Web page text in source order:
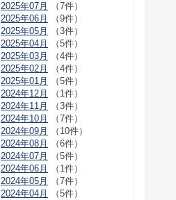
2025年07月
（7件）
2025年06月
（9件）
2025年05月
（3件）
2025年04月
（5件）
2025年03月
（4件）
2025年02月
（4件）
2025年01月
（5件）
2024年12月
（1件）
2024年11月
（3件）
2024年10月
（7件）
2024年09月
（10件）
2024年08月
（6件）
2024年07月
（5件）
2024年06月
（1件）
2024年05月
（7件）
2024年04月
（5件）